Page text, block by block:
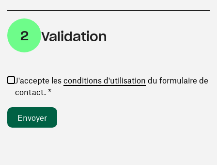
2 Validation
J'accepte les conditions d'utilisation (ouvre une
du formulaire de
contact. *